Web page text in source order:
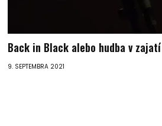
Back in Black alebo hudba v
9. SEPTEMBRA 2021